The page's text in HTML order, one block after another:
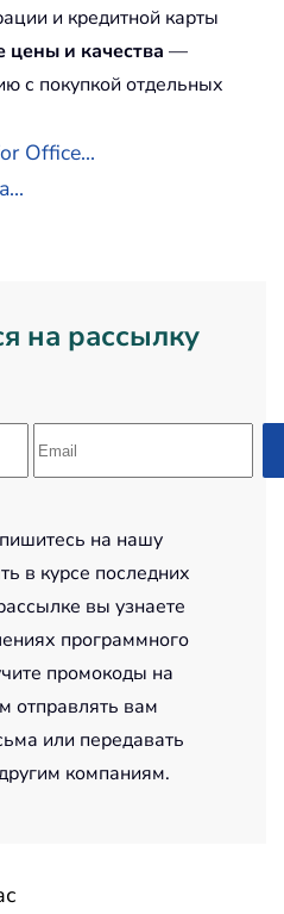
и кредитной карты
и качества —
с покупкой отдельных
Office...
на рассылку
на нашу
в курсе последних
вы узнаете
программного
промокоды на
отправлять вам
или передавать
компаниям.